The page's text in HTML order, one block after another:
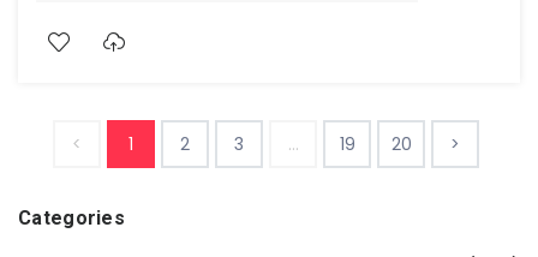
< 1 2 3 … 19 20 >
Categories